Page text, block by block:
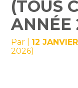
(TOUS
ANNÉE
Par 12
2026)